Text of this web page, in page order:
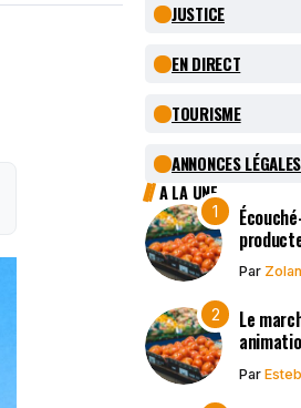
JUSTICE
EN DIRECT
TOURISME
ANNONCES LÉGALES
A LA UNE
Par Zolan
Le
Par